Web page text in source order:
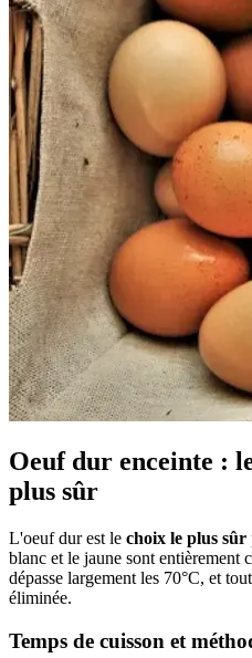
Oeuf dur enceinte :
plus sûr
L'oeuf dur est le choix le plus sûr
blanc et le jaune sont entièrement
dépasse largement les 70°C, et
éliminée.
Temps de cuisson et